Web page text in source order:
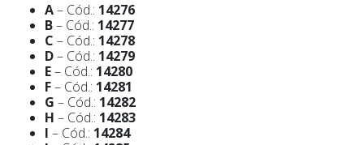
A– Cód.: 14276
B– Cód.: 14277
C – Cód.: 14278
D– Cód.: 14279
E– Cód.: 14280
F– Cód.: 14281
G – Cód.: 14282
H – Cód.: 14283
I – Cód.: 14284